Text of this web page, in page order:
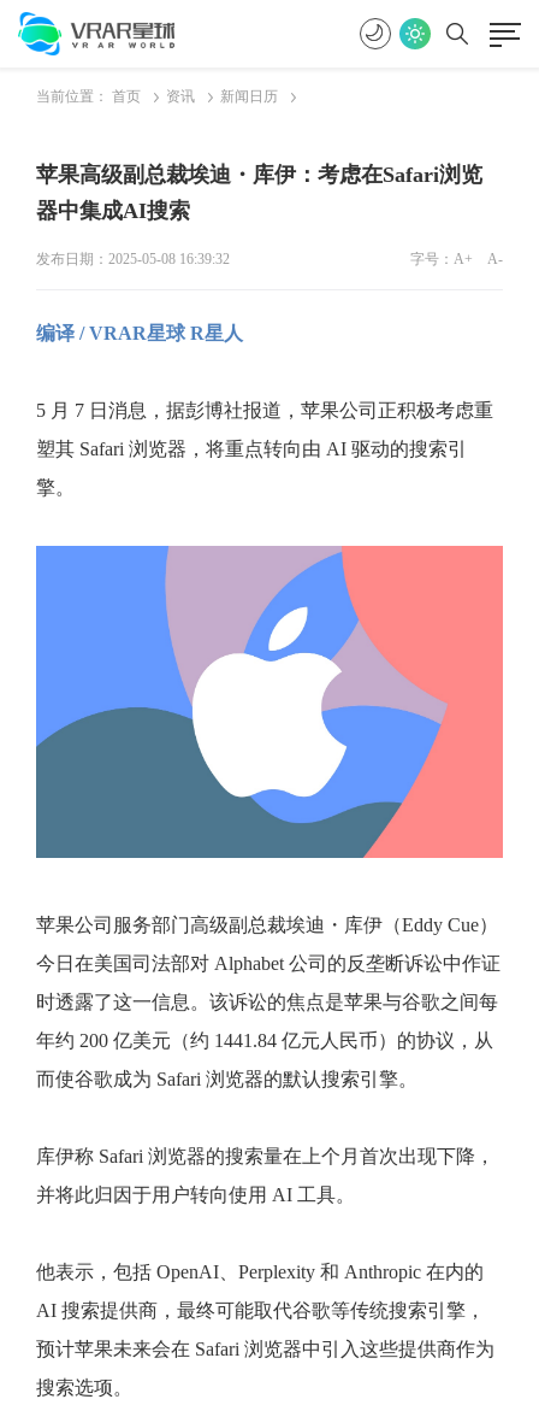
当前位置： 首页 资讯 新闻日历
苹果高级副总裁埃迪・库伊：考虑在Safari浏览
器中集成AI搜索
发布日期：2025-05-08 16:39:32 字号： A+ A-
编译 / VRAR星球 R星人
5 月 7 日消息，据彭博社报道，苹果公司正积极考虑重
塑其 Safari 浏览器，将重点转向由 AI 驱动的搜索引
擎。
苹果公司服务部门高级副总裁埃迪・库伊（Eddy Cue）
今日在美国司法部对 Alphabet 公司的反垄断诉讼中作证
时透露了这一信息。该诉讼的焦点是苹果与谷歌之间每
年约 200 亿美元（约 1441.84 亿元人民币）的协议，从
而使谷歌成为 Safari 浏览器的默认搜索引擎。
库伊称 Safari 浏览器的搜索量在上个月首次出现下降，
并将此归因于用户转向使用 AI 工具。
他表示，包括 OpenAI、Perplexity 和 Anthropic 在内的
AI 搜索提供商，最终可能取代谷歌等传统搜索引擎，
预计苹果未来会在 Safari 浏览器中引入这些提供商作为
搜索选项。